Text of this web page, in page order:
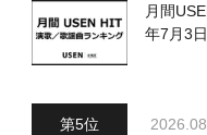
月間
年7月3